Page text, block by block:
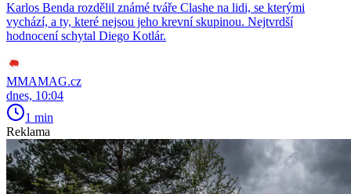
Karlos Benda rozdělil známé tváře Clashe na lidi, se kterými
vychází, a ty, které nejsou jeho krevní skupinou. Nejtvrdší
hodnocení schytal Diego Kotlár.
MMAMAG.cz
dnes, 10:04
1 min
Reklama